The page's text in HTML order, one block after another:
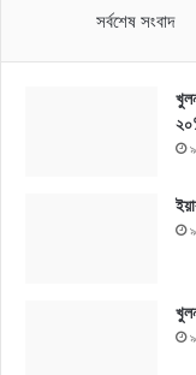
সর্বশেষ সংবাদ